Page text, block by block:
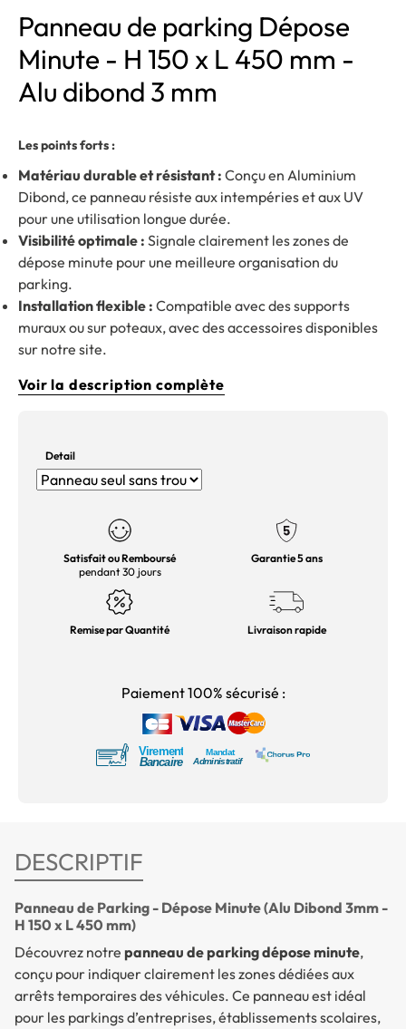
Panneau de parking Dépose
Minute - H 150 x L 450 mm -
Alu dibond 3 mm
Les points forts :
Matériau durable et résistant : Conçu en Aluminium
Dibond, ce panneau résiste aux intempéries et aux UV
pour une utilisation longue durée.
Visibilité optimale : Signale clairement les zones de
dépose minute pour une meilleure organisation du
parking.
Installation flexible : Compatible avec des supports
muraux ou sur poteaux, avec des accessoires disponibles
sur notre site.
Voir la description complète
Detail
Satisfait ou Remboursé
pendant 30 jours
Garantie 5 ans
Remise par Quantité Livraison rapide
Paiement 100% sécurisé :
DESCRIPTIF
Panneau de Parking - Dépose Minute (Alu Dibond 3mm -
H 150 x L 450 mm)
Découvrez notre panneau de parking dépose minute,
conçu pour indiquer clairement les zones dédiées aux
arrêts temporaires des véhicules. Ce panneau est idéal
pour les parkings d’entreprises, établissements scolaires,